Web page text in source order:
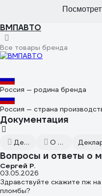
ВМПАВТО
Все товары бренда
Россия — родина бренда
Россия — страна
Документация
Декларация О продукте
Вопросы и ответы о
Сергей Р.
03.05.2026
Здравствуйте скажите пж
пломбы?